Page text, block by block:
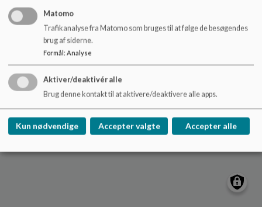
Matomo
Trafikanalyse fra Matomo som bruges til at følge de besøgendes
brug af siderne.
Formål: Analyse
Aktiver/deaktivér alle
Brug denne kontakt til at aktivere/deaktivere alle apps.
Kun nødvendige Accepter valgte Accepter alle